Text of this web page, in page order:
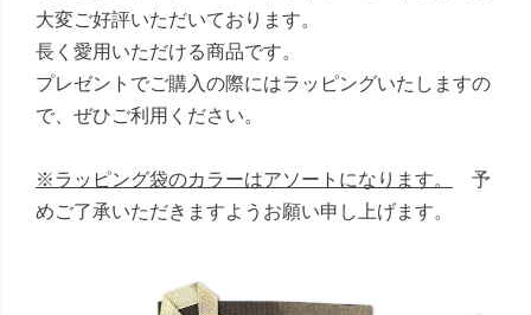
大変ご好評いただいております。
長く愛用いただける商品です。
プレゼントでご購入の際にはラッピングいたしますの
で、ぜひご利用ください。
※ラッピング袋のカラーはアソートになります。
予
めご了承いただきますようお願い申し上げます。